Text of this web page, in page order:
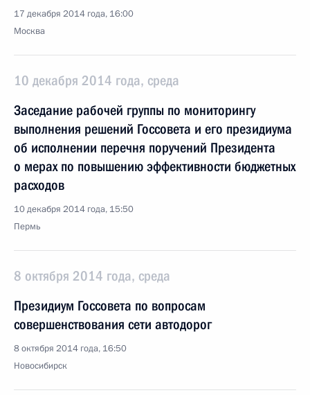
17 декабря 2014 года, 16:00
Москва
10 декабря 2014 года, среда
Заседание рабочей группы по мониторингу
выполнения решений Госсовета и его президиума
об исполнении перечня поручений Президента
о мерах по повышению эффективности бюджетных
расходов
10 декабря 2014 года, 15:50
Пермь
8 октября 2014 года, среда
Президиум Госсовета по вопросам
совершенствования сети автодорог
8 октября 2014 года, 16:50
Новосибирск